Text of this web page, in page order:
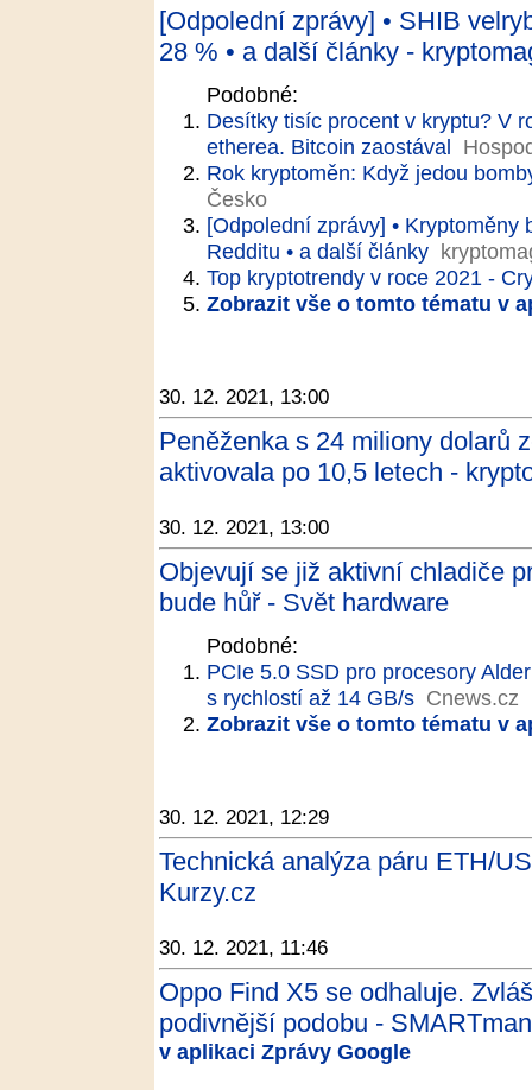
[Odpolední zprávy] • SHIB
28 % • a další články -
Podobné:
Desítky tisíc procent v kryptu? V
etherea. Bitcoin zaostával
Rok kryptoměn: Když jedou
Česko
[Odpolední zprávy] •
Redditu • a další články
Top kryptotrendy v roce 2021 -
Zobrazit vše o tomto tématu v
30. 12. 2021, 13:00
Peněženka s 24 miliony dolarů
aktivovala po 10,5 letech -
30. 12. 2021, 13:00
Objevují se již aktivní chladiče
bude hůř - Svět hardware
Podobné:
PCIe 5.0 SSD pro procesory
s rychlostí až 14 GB/s Cnews.cz
Zobrazit vše o tomto tématu v
30. 12. 2021, 12:29
Technická analýza páru ETH/
Kurzy.cz
30. 12. 2021, 11:46
Oppo Find X5 se odhaluje.
podivnější podobu -
v aplikaci Zprávy Google